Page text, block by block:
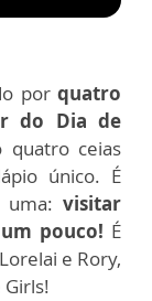
porquatro
do Dia de
ceias
único. É
visitar
pouco! É
e Rory,